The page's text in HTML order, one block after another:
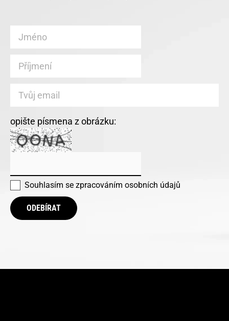
opište písmena z obrázku:
Souhlasím se zpracováním osobních údajů
ODEBÍRAT